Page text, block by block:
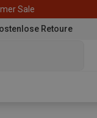
Sale
Retoure